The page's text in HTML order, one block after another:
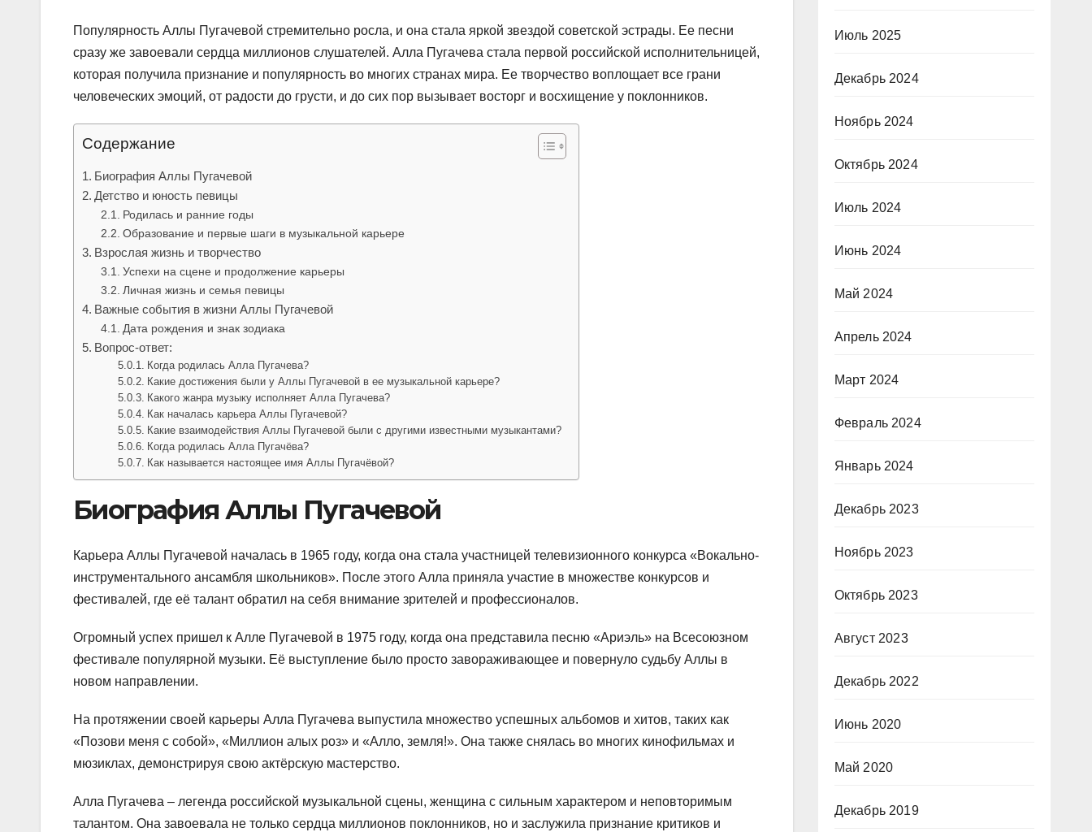
Популярность Аллы Пугачевой стремительно росла, и она стала яркой звездой советской эстрады. Ее песни
сразу же завоевали сердца миллионов слушателей. Алла Пугачева стала первой российской исполнительницей,
которая получила признание и популярность во многих странах мира. Ее творчество воплощает все грани
человеческих эмоций, от радости до грусти, и до сих пор вызывает восторг и восхищение у поклонников.
Содержание
Биография Аллы Пугачевой
Детство и юность певицы
Родилась и ранние годы
Образование и первые шаги в музыкальной карьере
Взрослая жизнь и творчество
Успехи на сцене и продолжение карьеры
Личная жизнь и семья певицы
Важные события в жизни Аллы Пугачевой
Дата рождения и знак зодиака
Вопрос-ответ:
Когда родилась Алла Пугачева?
Какие достижения были у Аллы Пугачевой в ее музыкальной карьере?
Какого жанра музыку исполняет Алла Пугачева?
Как началась карьера Аллы Пугачевой?
Какие взаимодействия Аллы Пугачевой были с другими известными музыкантами?
Когда родилась Алла Пугачёва?
Как называется настоящее имя Аллы Пугачёвой?
Биография Аллы Пугачевой
Карьера Аллы Пугачевой началась в 1965 году, когда она стала участницей телевизионного конкурса «Вокально-
инструментального ансамбля школьников». После этого Алла приняла участие в множестве конкурсов и
фестивалей, где её талант обратил на себя внимание зрителей и профессионалов.
Огромный успех пришел к Алле Пугачевой в 1975 году, когда она представила песню «Ариэль» на Всесоюзном
фестивале популярной музыки. Её выступление было просто завораживающее и повернуло судьбу Аллы в
новом направлении.
На протяжении своей карьеры Алла Пугачева выпустила множество успешных альбомов и хитов, таких как
«Позови меня с собой», «Миллион алых роз» и «Алло, земля!». Она также снялась во многих кинофильмах и
мюзиклах, демонстрируя свою актёрскую мастерство.
Алла Пугачева – легенда российской музыкальной сцены, женщина с сильным характером и неповторимым
талантом. Она завоевала не только сердца миллионов поклонников, но и заслужила признание критиков и
Июль 2025
Декабрь 2024
Ноябрь 2024
Октябрь 2024
Июль 2024
Июнь 2024
Май 2024
Апрель 2024
Март 2024
Февраль 2024
Январь 2024
Декабрь 2023
Ноябрь 2023
Октябрь 2023
Август 2023
Декабрь 2022
Июнь 2020
Май 2020
Декабрь 2019